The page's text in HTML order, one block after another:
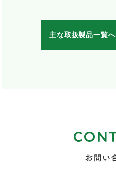
主な取扱製品一覧へ